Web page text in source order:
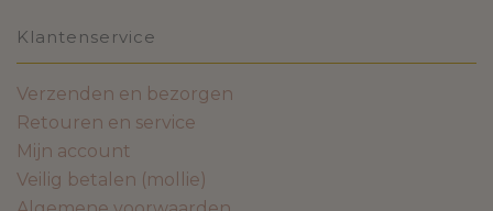
Klantenservice
Verzenden en bezorgen
Retouren en service
Mijn account
Veilig betalen (mollie)